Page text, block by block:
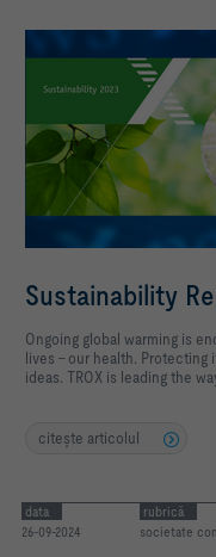
Sustainability
Ongoing global warming is
lives - our health. Protecting
ideas. TROX is leading the
citeşte articolul
data
26-09-2024
rubrică
societate